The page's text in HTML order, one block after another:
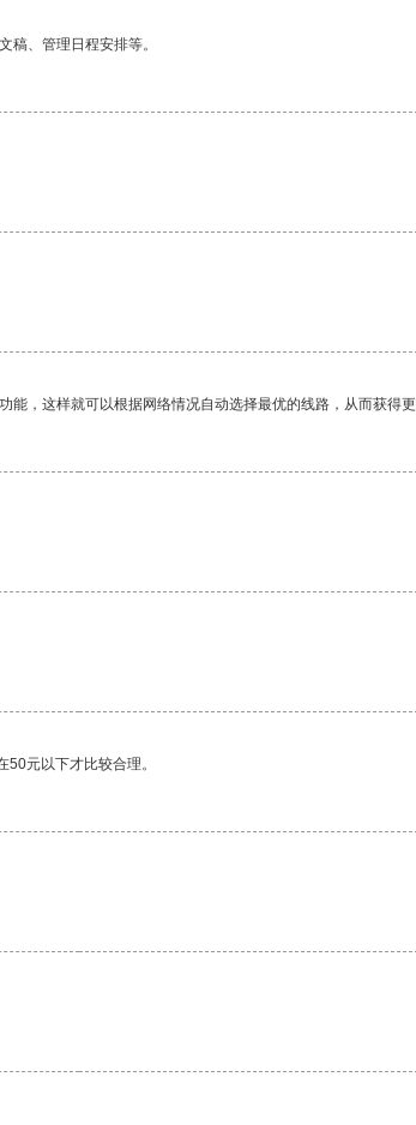
稿、管理日程安排等。
，这样就可以根据网络情况自动选择最优的线路，从而获得更
元以下才比较合理。